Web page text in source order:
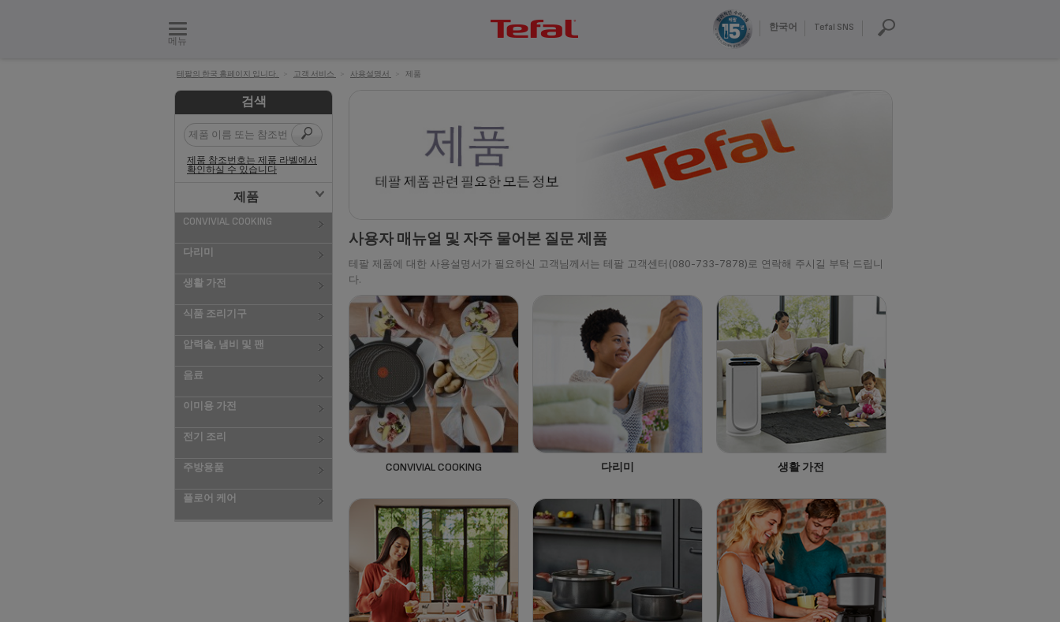
메뉴
한국어 Tefal SNS
테팔의 한국 홈페이지 입니다. 고객 서비스 사용설명서 제품
검색
제품 참조번호는 제품 라벨에서
확인하실 수 있습니다
제품
CONVIVIAL COOKING
다리미
생활 가전
식품 조리기구
압력솥, 냄비 및 팬
음료
이미용 가전
전기 조리
주방용품
플로어 케어
사용자 매뉴얼 및 자주 물어본 질문 제품
테팔 제품에 대한 사용설명서가 필요하신 고객님께서는 테팔 고객센터(080-733-7878)로 연락해 주시길 부탁 드립니
다.
CONVIVIAL COOKING 다리미 생활 가전